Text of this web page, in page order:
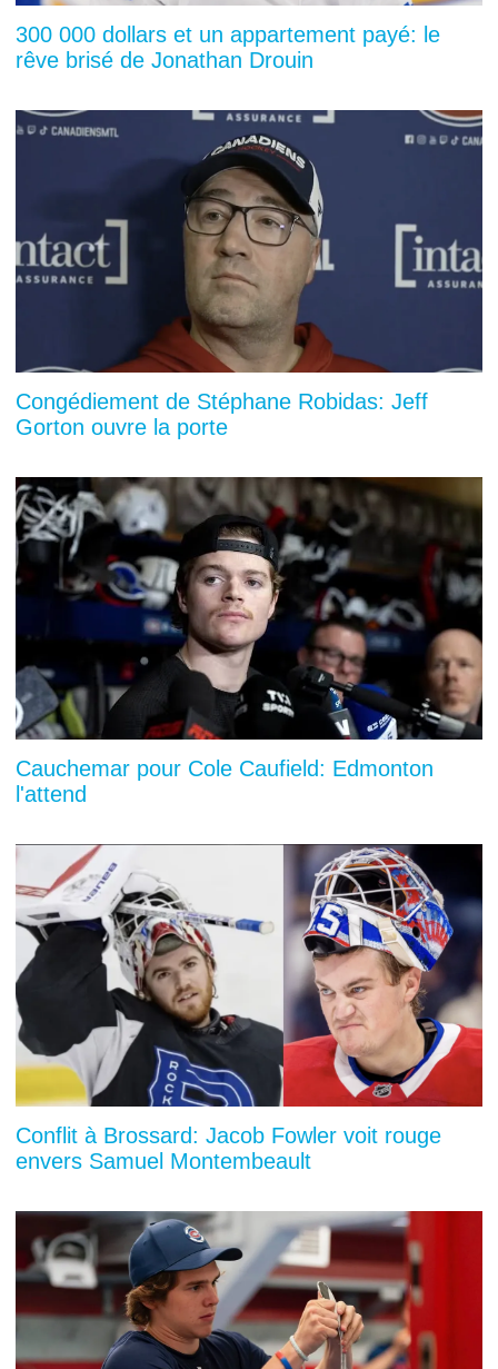
300 000 dollars et un appartement payé: le
rêve brisé de Jonathan Drouin
Congédiement de Stéphane Robidas: Jeff
Gorton ouvre la porte
Cauchemar pour Cole Caufield: Edmonton
l'attend
Conflit à Brossard: Jacob Fowler voit rouge
envers Samuel Montembeault